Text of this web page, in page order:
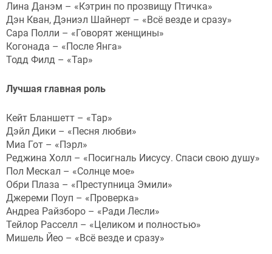
Лина Данэм – «Кэтрин по прозвищу Птичка»
Дэн Кван, Дэниэл Шайнерт – «Всё везде и сразу»
Сара Полли – «Говорят женщины»
Когонада – «После Янга»
Тодд Филд – «Тар»
Лучшая главная роль
Кейт Бланшетт – «Тар»
Дэйл Дики – «Песня любви»
Миа Гот – «Пэрл»
Реджина Холл – «Посигналь Иисусу. Спаси свою душу»
Пол Мескал – «Солнце мое»
Обри Плаза – «Преступница Эмили»
Джереми Поуп – «Проверка»
Андреа Райзборо – «Ради Лесли»
Тейлор Расселл – «Целиком и полностью»
Мишель Йео – «Всё везде и сразу»